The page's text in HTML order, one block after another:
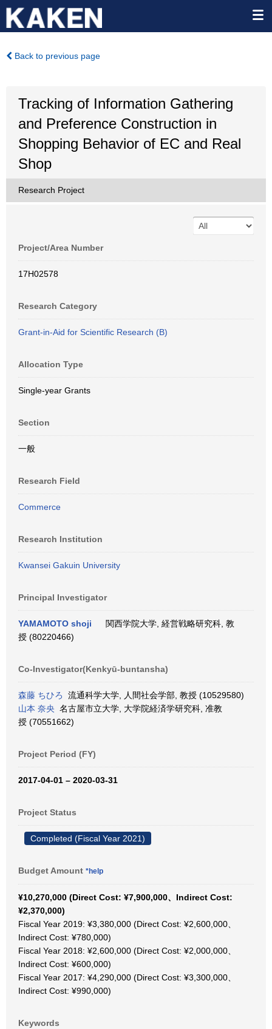
Back to previous page
Tracking of Information Gathering
and Preference Construction in
Shopping Behavior of EC and Real
Shop
Research Project
Project/Area Number
17H02578
Research Category
Grant-in-Aid for Scientific Research (B)
Allocation Type
Single-year Grants
Section
一般
Research Field
Commerce
Research Institution
Kwansei Gakuin University
Principal Investigator
YAMAMOTO shoji
関西学院大学, 経営戦略研究科, 教
授 (80220466)
Co-Investigator(Kenkyū-buntansha)
森藤 ちひろ
流通科学大学, 人間社会学部, 教授 (10529580)
山本 奈央 名古屋市立大学, 大学院経済学研究科, 准教
授 (70551662)
Project Period (FY)
2017-04-01 – 2020-03-31
Project Status
Completed (Fiscal Year 2021)
Budget Amount *help
¥10,270,000 (Direct Cost: ¥7,900,000、Indirect Cost:
¥2,370,000)
Fiscal Year 2019: ¥3,380,000 (Direct Cost: ¥2,600,000、
Indirect Cost: ¥780,000)
Fiscal Year 2018: ¥2,600,000 (Direct Cost: ¥2,000,000、
Indirect Cost: ¥600,000)
Fiscal Year 2017: ¥4,290,000 (Direct Cost: ¥3,300,000、
Indirect Cost: ¥990,000)
Keywords